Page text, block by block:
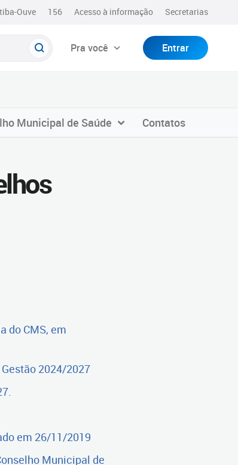
Ouve 156 Acesso à informação Secretarias
Pra você Entrar
Municipal de Saúde Contatos
do CMS, em
2024/2027
em 26/11/2019
Municipal de